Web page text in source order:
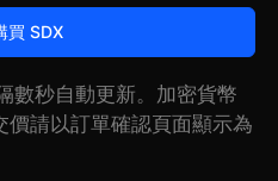
買 SDX
數秒自動更新。加密貨幣
請以訂單確認頁面顯示為